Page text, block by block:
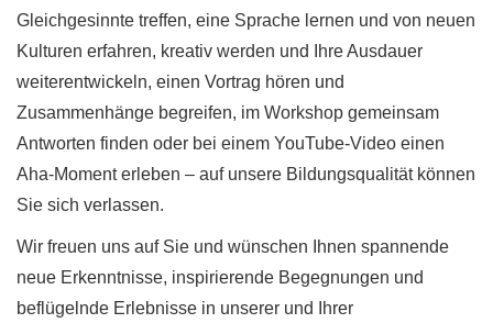
Gleichgesinnte treffen, eine Sprache lernen und von neuen
Kulturen erfahren, kreativ werden und Ihre Ausdauer
weiterentwickeln, einen Vortrag hören und
Zusammenhänge begreifen, im Workshop gemeinsam
Antworten finden oder bei einem YouTube-Video einen
Aha-Moment erleben – auf unsere Bildungsqualität können
Sie sich verlassen.
Wir freuen uns auf Sie und wünschen Ihnen spannende
neue Erkenntnisse, inspirierende Begegnungen und
beflügelnde Erlebnisse in unserer und Ihrer